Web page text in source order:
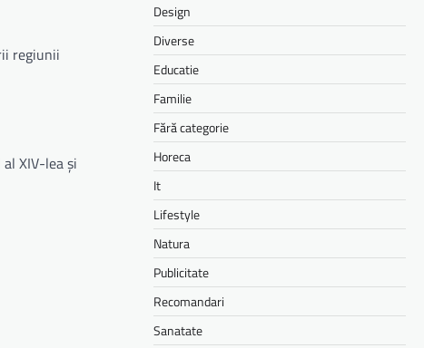
regiunii
XIV-lea și
Design
Diverse
Educatie
Familie
Fără categorie
Horeca
It
Lifestyle
Natura
Publicitate
Recomandari
Sanatate